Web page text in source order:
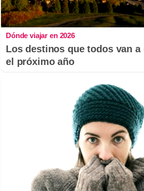
Dónde viajar en 2026
Los destinos que todos van
el próximo año